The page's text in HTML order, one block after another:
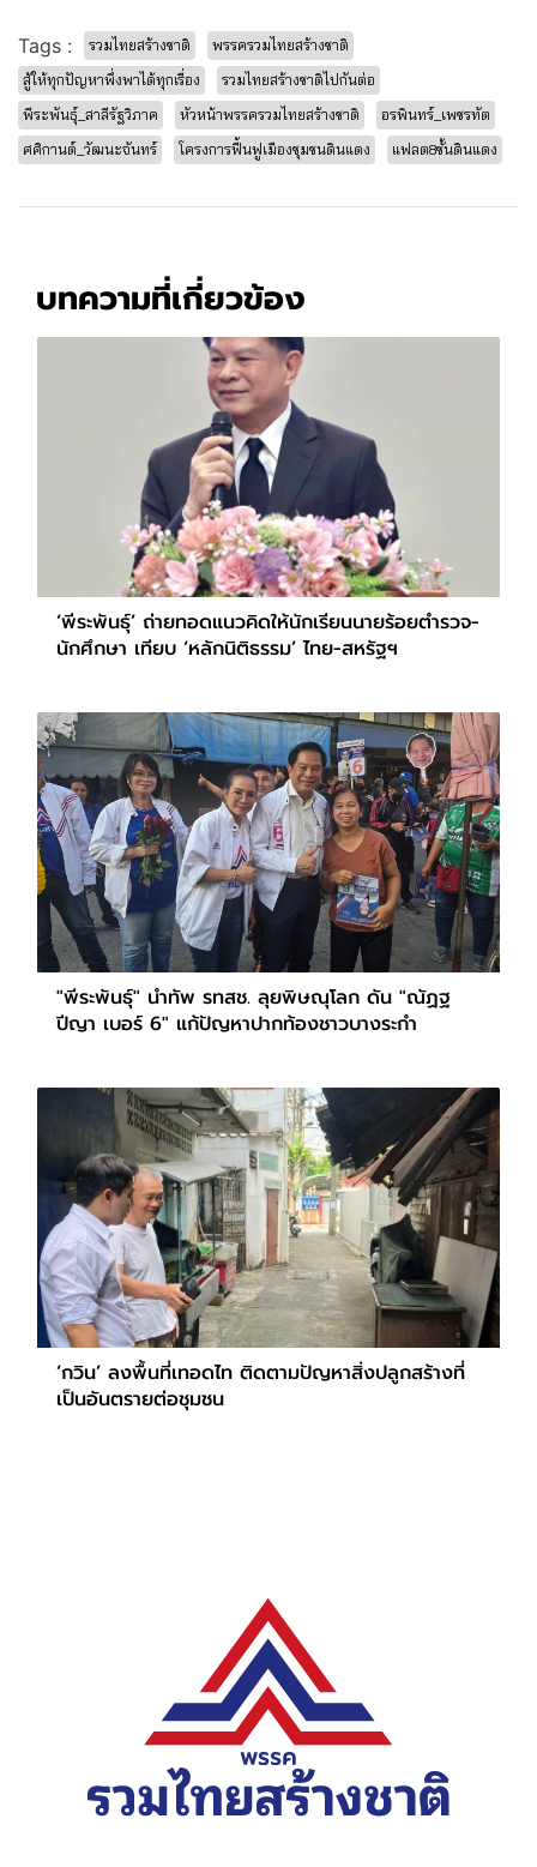
Tags : รวมไทยสร้างชาติ
พรรครวมไทยสร้างชาติ
สู้ให้ทุกปัญหาพึ่งพาได้ทุกเรื่อง
รวมไทยสร้างชาติไปกันต่อ
พีระพันธุ์_สาลีรัฐวิภาค
หัวหน้าพรรครวมไทยสร้างชาติ
อรพินทร์_เพชรทัต
ศศิกานต์_วัฒนะจันทร์
โครงการฟื้นฟูเมืองชุมชนดินแดง แฟลต8ชั้นดินแดง
บทความที่เกี่ยวข้อง
‘พีระพันธุ์’ ถ่ายทอดแนวคิดให้นักเรียนนายร้อยตำรวจ-
นักศึกษา เทียบ ‘หลักนิติธรรม’ ไทย-สหรัฐฯ
"พีระพันธุ์" นำทัพ รทสช. ลุยพิษณุโลก ดัน "ณัฏฐ
ปีญา เบอร์ 6" แก้ปัญหาปากท้องชาวบางระกำ
‘กวิน’ ลงพื้นที่เทอดไท ติดตามปัญหาสิ่งปลูกสร้างที่
เป็นอันตรายต่อชุมชน